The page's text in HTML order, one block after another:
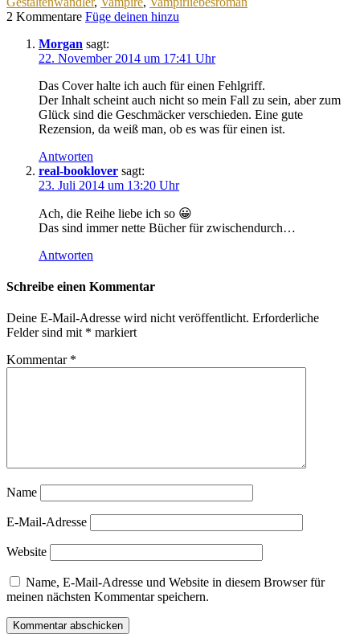
2 Kommentare Füge deinen hinzu
Morgan sagt:
22. November 2014 um 17:41 Uhr
Das Cover halte ich auch für einen Fehlgriff.
Der Inhalt scheint auch nicht so mein Fall zu sein, aber zum
Glück sind die Geschmäcker verschieden. Eine gute
Rezension, da weiß man, ob es was für einen ist.
Antworten
real-booklover sagt:
23. Juli 2014 um 13:20 Uhr
Ach, die Reihe liebe ich so 😀
Das sind immer nette Bücher für zwischendurch…
Antworten
Schreibe einen Kommentar
Deine E-Mail-Adresse wird nicht veröffentlicht. Erforderliche
Felder sind mit * markiert
Kommentar *
Name
E-Mail-Adresse
Website
Name, E-Mail-Adresse und Website in diesem Browser für
meinen nächsten Kommentar speichern.